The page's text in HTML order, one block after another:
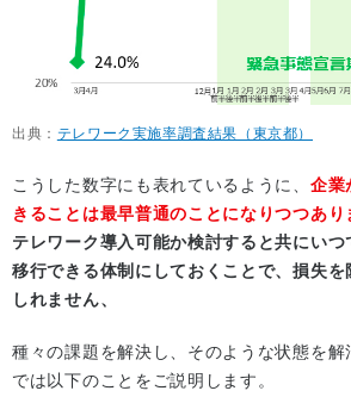
出典： テレワーク実施率調査結果（東京都）
こうした数字にも表れているように、 企業
きることは最早普通のことになりつつあり
テレワーク導入可能か検討すると共にい
移行できる体制にしておくことで、損失
しれません、
種々の課題を解決し、そのような状態を
では以下のことをご説明します。